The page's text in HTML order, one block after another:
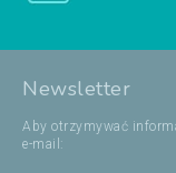
Newsletter
Aby otrzymywać
e-mail: